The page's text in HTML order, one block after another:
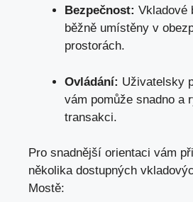
Bezpečnost: Vkladové
běžně umístěny v
prostorách.
Ovládání: Uživatelsky
vám pomůže snadno a
transakci.
Pro snadnější orientaci vám
několika dostupných
Mostě: